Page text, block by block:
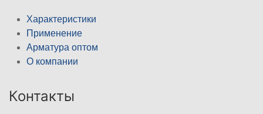
Характеристики
Применение
Арматура оптом
О компании
Контакты